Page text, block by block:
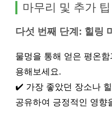
마무리 및 추가 팁
다섯 번째 단계: 힐링
물멍을 통해 얻은 평온
용해보세요.
✔️ 가장 좋았던 장소나
공유하여 긍정적인 영향